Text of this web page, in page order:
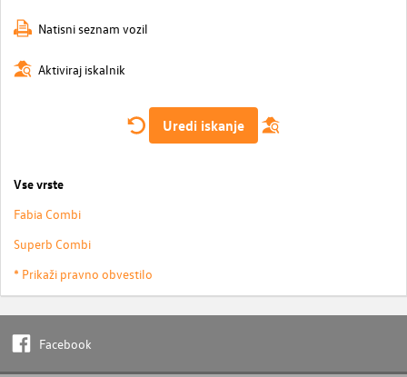
Natisni seznam vozil
Aktiviraj iskalnik
Uredi iskanje
Vse vrste
Fabia Combi
Superb Combi
* Prikaži pravno obvestilo
Facebook